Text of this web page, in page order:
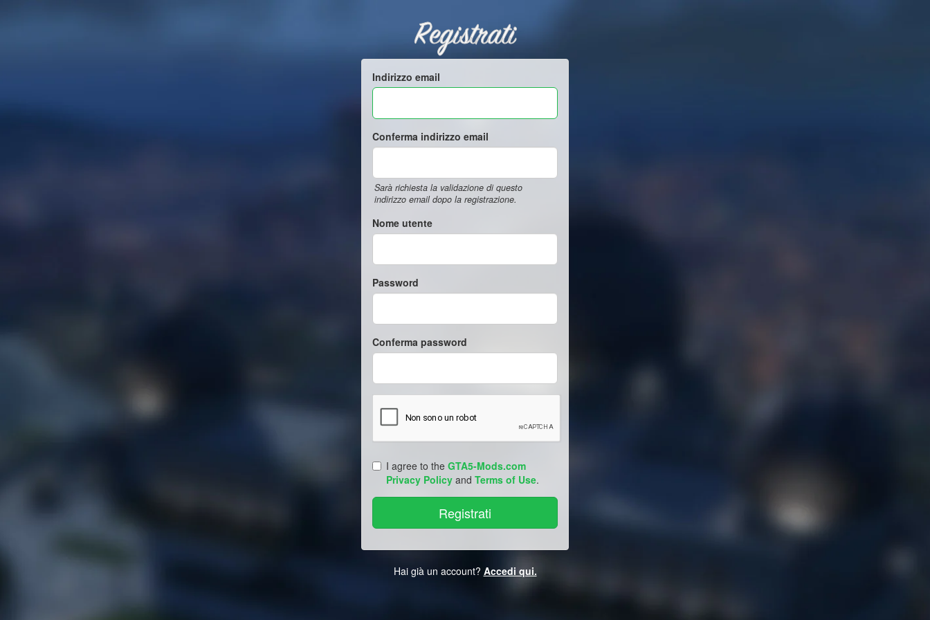
Registrati
Indirizzo email
Conferma indirizzo email
Sarà richiesta la validazione di questo
indirizzo email dopo la registrazione.
Nome utente
Password
Conferma password
I agree to the GTA5-Mods.com
Privacy Policy and Terms of Use.
Hai già un account? Accedi qui.